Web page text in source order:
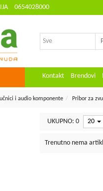
0654028000
Kontakt Brendovi
i audio komponente Pribor za
UKUPNO: 0 20
Trenutno nema